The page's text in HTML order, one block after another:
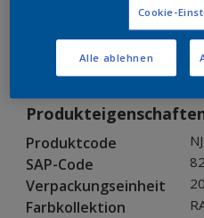
Muster
Bestellen Sie
Produktcode
SAP-Code
Verpackungseinheit
Farbkollektion
Cookie-
Alle ablehnen